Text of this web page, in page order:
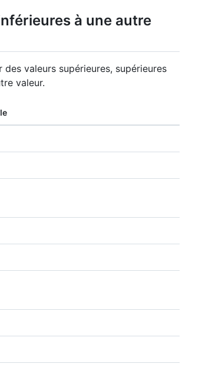
à une autre
des valeurs supérieures, supérieures
valeur.